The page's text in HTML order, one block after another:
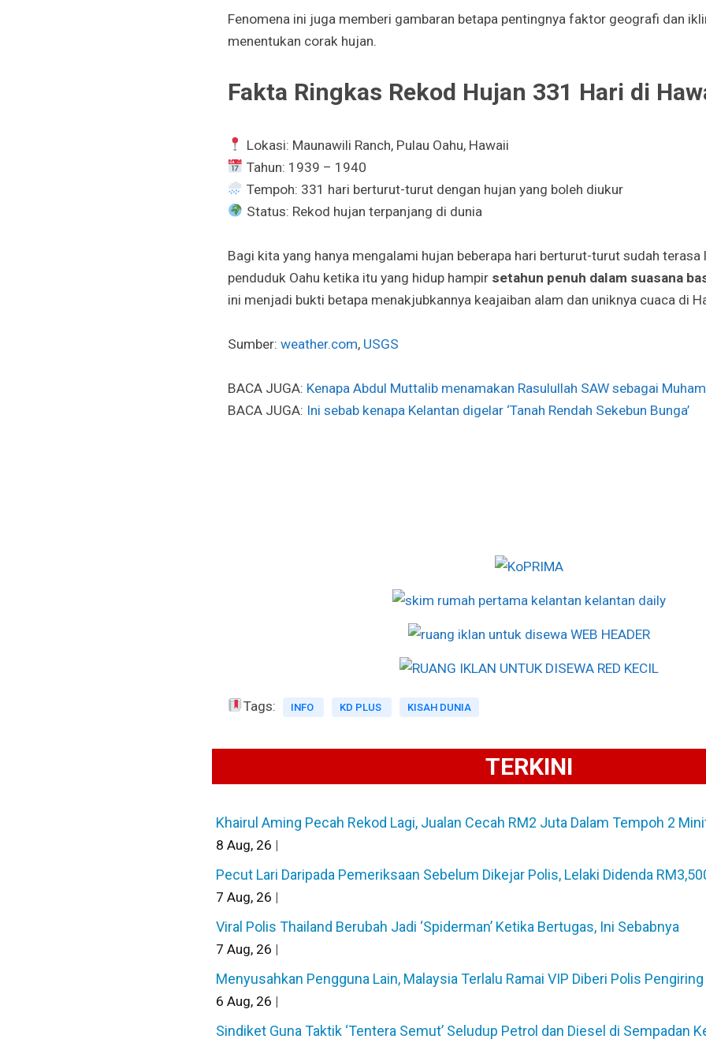
Fenomena ini juga memberi gambaran betapa pentingnya faktor geografi dan
menentukan corak hujan.
Fakta Ringkas Rekod Hujan 331 Hari di
Lokasi: Maunawili Ranch, Pulau Oahu, Hawaii
Tahun: 1939 – 1940
Tempoh: 331 hari berturut-turut dengan hujan yang boleh diukur
Status: Rekod hujan terpanjang di dunia
Bagi kita yang hanya mengalami hujan beberapa hari berturut-turut sudah terasa
penduduk Oahu ketika itu yang hidup hampir setahun penuh dalam suasana
ini menjadi bukti betapa menakjubkannya keajaiban alam dan uniknya cuaca di
Sumber: weather.com, USGS
BACA JUGA: Kenapa Abdul Muttalib menamakan Rasulullah SAW sebagai
BACA JUGA: Ini sebab kenapa Kelantan digelar ‘Tanah Rendah Sekebun Bunga’
Tags: INFO KD PLUS KISAH DUNIA
TERKINI
Khairul Aming Pecah Rekod Lagi, Jualan Cecah RM2 Juta Dalam Tempoh 2
8 Aug, 26 |
Pecut Lari Daripada Pemeriksaan Sebelum Dikejar Polis, Lelaki Didenda
7 Aug, 26 |
Viral Polis Thailand Berubah Jadi ‘Spiderman’ Ketika Bertugas, Ini Sebabnya
7 Aug, 26 |
Menyusahkan Pengguna Lain, Malaysia Terlalu Ramai VIP Diberi Polis Pengiring
6 Aug, 26 |
Sindiket Guna Taktik ‘Tentera Semut’ Seludup Petrol dan Diesel di Sempadan